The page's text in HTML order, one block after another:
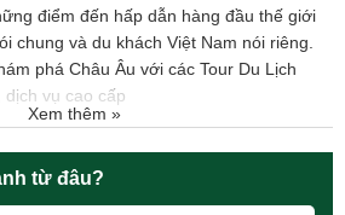
điểm đến hấp dẫn hàng đầu thế giới
chung và du khách Việt Nam nói riêng.
phá Châu Âu với các Tour Du Lịch
vụ cao cấp
Xem thêm »
từ đâu?